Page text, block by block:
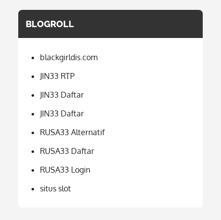
BLOGROLL
blackgirldis.com
JIN33 RTP
JIN33 Daftar
JIN33 Daftar
RUSA33 Alternatif
RUSA33 Daftar
RUSA33 Login
situs slot